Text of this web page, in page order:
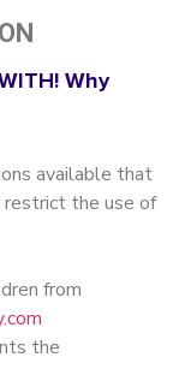
Why
available that
restrict the use of
from
the